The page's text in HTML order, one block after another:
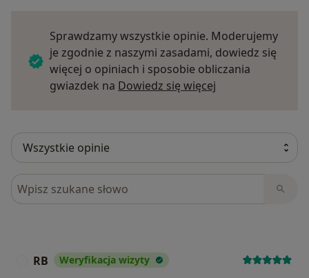
Sprawdzamy wszystkie opinie. Moderujemy
je zgodnie z naszymi zasadami, dowiedz się
więcej o opiniach i sposobie obliczania
gwiazdek na Dowiedz się więcej
Szukaj w opiniach
RB Weryfikacja wizyty